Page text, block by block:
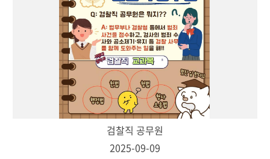
검찰직 공무원
2025-09-09